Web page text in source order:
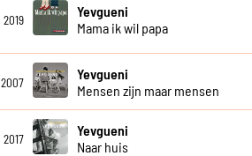
2019
Yevgueni
Mama ik wil papa
2007
Yevgueni
Mensen zijn maar mensen
2017
Yevgueni
Naar huis